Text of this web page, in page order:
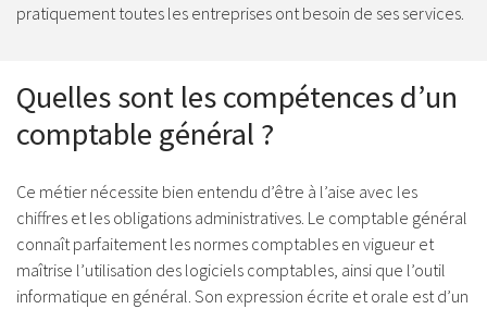
pratiquement toutes les entreprises ont besoin de ses services.
Quelles sont les compétences d’un
comptable général ?
Ce métier nécessite bien entendu d’être à l’aise avec les
chiffres et les obligations administratives. Le comptable général
connaît parfaitement les normes comptables en vigueur et
maîtrise l’utilisation des logiciels comptables, ainsi que l’outil
informatique en général. Son expression écrite et orale est d’un